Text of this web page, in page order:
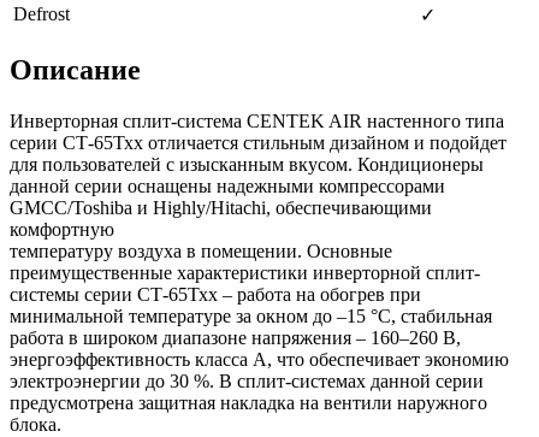
Defrost
✓
Описание
Инверторная сплит-система CENTEK AIR настенного типа
серии СТ-65Тхх отличается стильным дизайном и подойдет
для пользователей с изысканным вкусом. Кондиционеры
данной серии оснащены надежными компрессорами
GMCC/Toshiba и Highly/Hitachi, обеспечивающими
комфортную
температуру воздуха в помещении. Основные
преимущественные характеристики инверторной сплит-
системы серии СТ-65Тхх – работа на обогрев при
минимальной температуре за окном до –15 °С, стабильная
работа в широком диапазоне напряжения – 160–260 В,
энергоэффективность класса А, что обеспечивает экономию
электроэнергии до 30 %. В сплит-системах данной серии
предусмотрена защитная накладка на вентили наружного
блока.